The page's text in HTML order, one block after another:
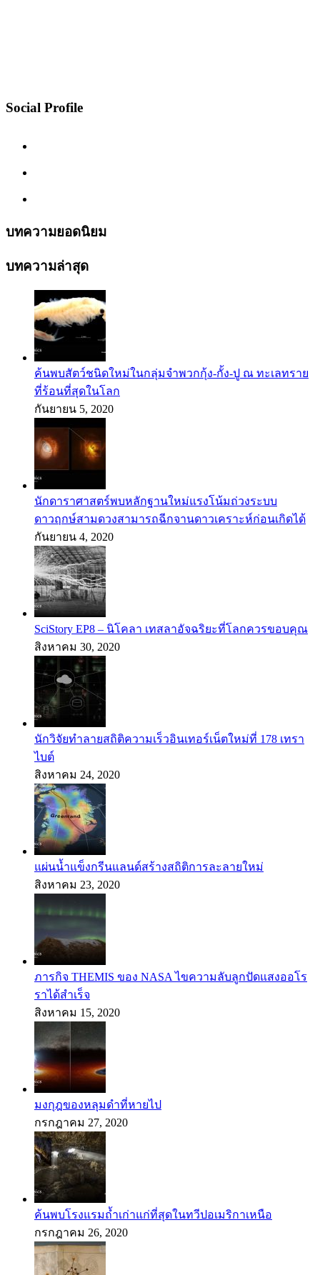
Social Profile
บทความยอดนิยม
บทความล่าสุด
ค้นพบสัตว์ชนิดใหม่ในกลุ่มจำพวกกุ้ง-กั้ง-ปู ณ ทะเลทราย
ที่ร้อนที่สุดในโลก
กันยายน 5, 2020
นักดาราศาสตร์พบหลักฐานใหม่แรงโน้มถ่วงระบบ
ดาวฤกษ์สามดวงสามารถฉีกจานดาวเคราะห์ก่อนเกิดได้
กันยายน 4, 2020
SciStory EP8 – นิโคลา เทสลาอัจฉริยะที่โลกควรขอบคุณ
สิงหาคม 30, 2020
นักวิจัยทำลายสถิติความเร็วอินเทอร์เน็ตใหม่ที่ 178 เทรา
ไบต์
สิงหาคม 24, 2020
แผ่นน้ำแข็งกรีนแลนด์สร้างสถิติการละลายใหม่
สิงหาคม 23, 2020
ภารกิจ THEMIS ของ NASA ไขความลับลูกปัดแสงออโร
ราได้สำเร็จ
สิงหาคม 15, 2020
มงกุฎของหลุมดำที่หายไป
กรกฎาคม 27, 2020
ค้นพบโรงแรมถ้ำเก่าแก่ที่สุดในทวีปอเมริกาเหนือ
กรกฎาคม 26, 2020